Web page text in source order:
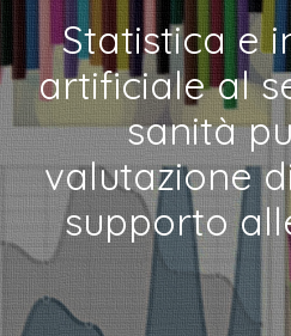
Statistica e
artificiale al
sanità
valutazione
supporto